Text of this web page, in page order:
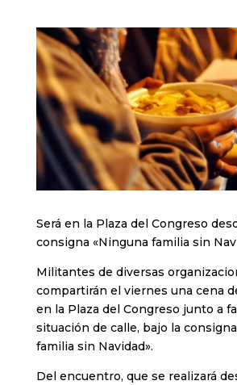
Será en la Plaza del Congreso
consigna «Ninguna familia sin
Militantes de diversas
compartirán el viernes una cena
en la Plaza del Congreso junto a
situación de calle, bajo la
familia sin Navidad».
Del encuentro, que se realizará